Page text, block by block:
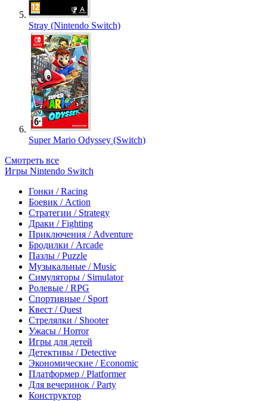
Stray (Nintendo Switch)
Super Mario Odyssey (Switch)
Смотреть все
Игры Nintendo Switch
Гонки / Racing
Боевик / Action
Стратегии / Strategy
Драки / Fighting
Приключения / Adventure
Бродилки / Arcade
Пазлы / Puzzle
Музыкальные / Music
Симуляторы / Simulator
Ролевые / RPG
Спортивные / Sport
Квест / Quest
Стрелялки / Shooter
Ужасы / Horror
Игры для детей
Детективы / Detective
Экономические / Economic
Платформер / Platformer
Для вечеринок / Party
Конструктор